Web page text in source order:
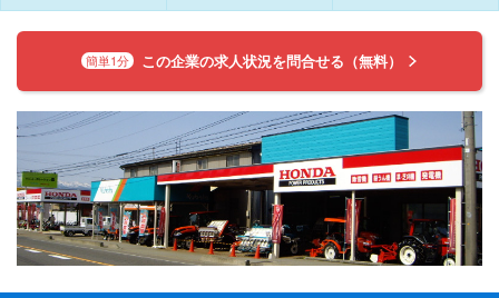
簡単1分 この企業の求人状況を問合せる（無料）